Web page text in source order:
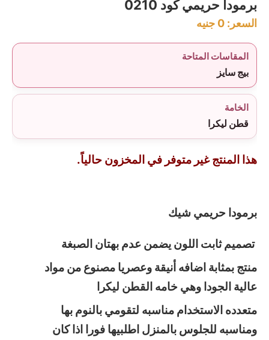
برمودا حريمي كود 0210
السعر: 0 جنيه
المقاسات المتاحة
بيج سايز
الخامة
قطن ليكرا
هذا المنتج غير متوفر في المخزون حالياً.
برمودا حريمي شيك
تصميم ثابت اللون يضمن عدم بهتان الصبغة
منتج بمثابة اضافه أنيقة وعصريا مصنوع من مواد
عالية الجودا وهي خامه القطن ليكرا
متعدده الاستخدام مناسبه لتقومي بالنوم بها
ومناسبه للجلوس بالمنزل اطلبيها فورا اذا كان